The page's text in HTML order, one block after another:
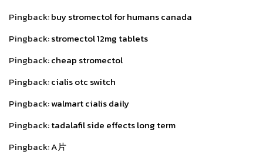
Pingback:buy stromectol for humans canada
Pingback:stromectol 12mg tablets
Pingback:cheap stromectol
Pingback:cialis otc switch
Pingback:walmart cialis daily
Pingback:tadalafil side effects long term
Pingback:A片